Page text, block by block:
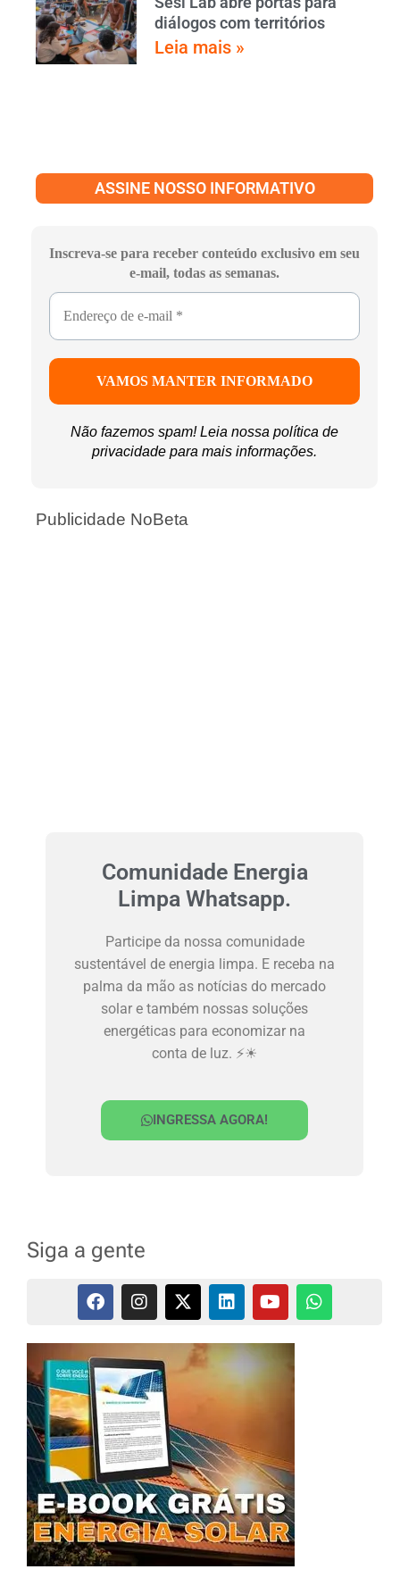
diálogos com territórios
Leia mais »
ASSINE NOSSO INFORMATIVO
Inscreva-se para receber conteúdo exclusivo em seu
e-mail, todas as semanas.
Não fazemos spam! Leia nossa política de
privacidade para mais informações.
Publicidade NoBeta
Comunidade Energia
Limpa Whatsapp.
Participe da nossa comunidade
sustentável de energia limpa. E receba na
palma da mão as notícias do mercado
solar e também nossas soluções
energéticas para economizar na
conta de luz. ⚡☀
INGRESSA AGORA!
Siga a gente